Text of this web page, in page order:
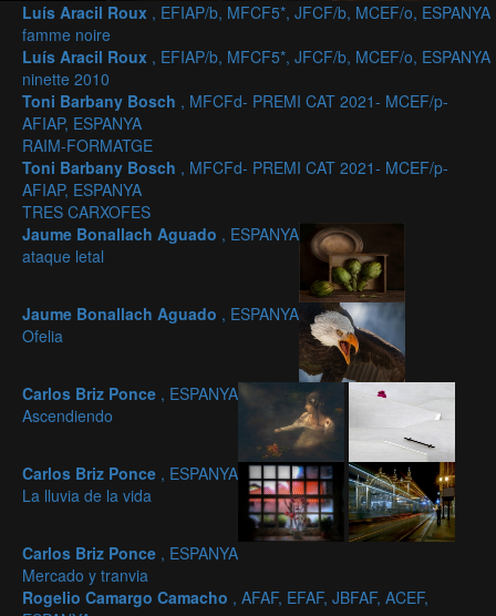
Luís Aracil Roux , EFIAP/b, MFCF5*, JFCF/b, MCEF/o, ESPANYA
famme noire
Luís Aracil Roux , EFIAP/b, MFCF5*, JFCF/b, MCEF/o, ESPANYA
ninette 2010
Toni Barbany Bosch , MFCFd- PREMI CAT 2021- MCEF/p-
AFIAP, ESPANYA
RAIM-FORMATGE
Toni Barbany Bosch , MFCFd- PREMI CAT 2021- MCEF/p-
AFIAP, ESPANYA
TRES CARXOFES
Jaume Bonallach Aguado , ESPANYA
ataque letal
Jaume Bonallach Aguado , ESPANYA
Ofelia
Carlos Briz Ponce , ESPANYA
Ascendiendo
Carlos Briz Ponce , ESPANYA
La lluvia de la vida
Carlos Briz Ponce , ESPANYA
Mercado y tranvia
Rogelio Camargo Camacho , AFAF, EFAF, JBFAF, ACEF,